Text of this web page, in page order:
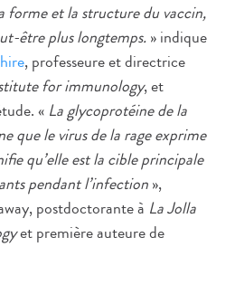
forme et la structure du vaccin,
être plus longtemps.» indique
, professeure et directrice
for immunology, et
« La glycoprotéine de la
que le virus de la rage exprime
qu’elle est la cible principale
pendant l’infection»,
postdoctorante à La Jolla
et première auteure de